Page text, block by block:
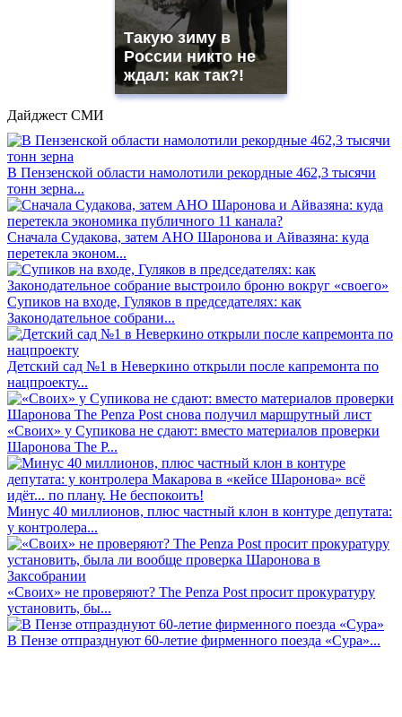
Такую зиму в
России никто не
ждал: как так?!
Дайджест СМИ
В Пензенской области намолотили рекордные 462,3 тысячи
тонн зерна...
Сначала Судакова, затем АНО Шаронова и Айвазяна: куда
перетекла эконом...
Супиков на входе, Гуляков в председателях: как
Законодательное собрани...
Детский сад №1 в Неверкино открыли после капремонта по
нацпроекту...
«Своих» у Супикова не сдают: вместо материалов проверки
Шаронова The P...
Минус 40 миллионов, плюс частный клон в контуре депутата:
у контролера...
«Своих» не проверяют? The Penza Post просит прокуратуру
установить, бы...
В Пензе отпразднуют 60-летие фирменного поезда «Сура»...